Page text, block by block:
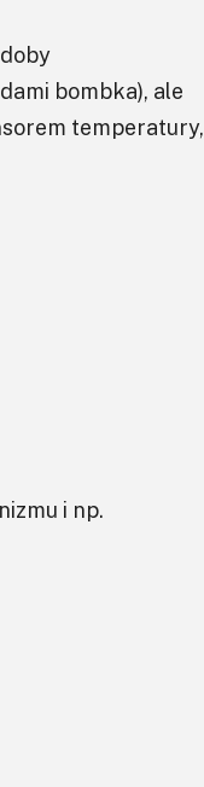
bombka), ale
temperatury,
i np.